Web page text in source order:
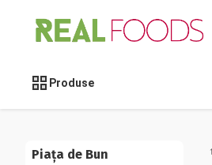
Produse
Piața de Bun